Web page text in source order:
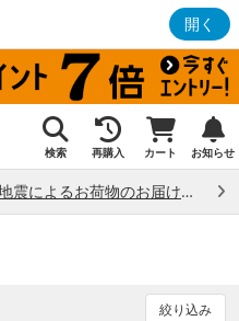
開く
検索 再購入 カート お知らせ
熊本県熊本地方で発生した地震によるお荷物のお届け状況について （7/28）
絞り込み